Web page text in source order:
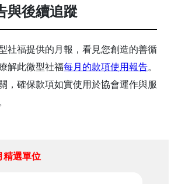
與後續追蹤
社福提供的月報，看見您創造的善循
解此微型社福每月的款項使用報告。
，確保款項如實使用於協會運作與服
精選單位